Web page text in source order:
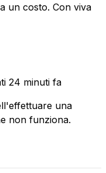
un costo. Con viva
24 minuti fa
una
non funziona.